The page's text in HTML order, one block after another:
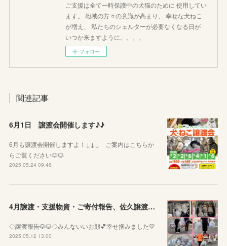
ご支援は全て一時保護中の犬猫のために 使用してい
ます。 地域の方々の意識が高まり、 幸せな犬ねこ
が増え、 私たちのシェルターが必要なくなる日が
いつか来ますように。。。。
フォロー
関連記事
6月1日 譲渡会開催します♪♪
6月も譲渡会開催しますよ！↓↓↓ ご案内はこちらか
らご覧ください🐶🐱
2025.05.24 09:46
4月譲渡・支援物資・ご寄付報告、佐久譲渡会のお知らせ♪♪
◇譲渡報告🐶🐱◇みんないいお顔💕幸せ掴みました💛
2025.05.12 13:00